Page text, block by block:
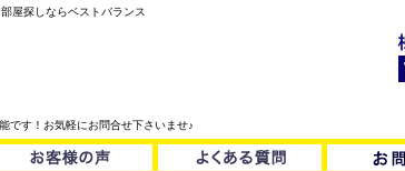
屋探しならベストバランス
です！お気軽にお問合せ下さいませ♪